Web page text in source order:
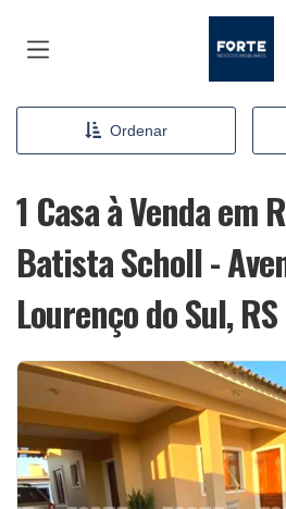
Ordenar
1 Casa à Venda em
Batista Scholl -
Lourenço do Sul, RS